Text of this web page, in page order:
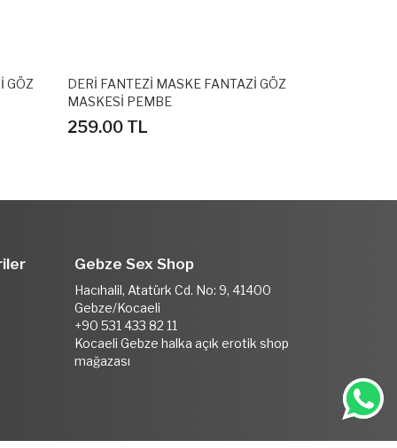
GÖZ
FANTAZİ AGIZ TOPU PEMPE
300.00 TL
Gebze Sex Shop
Hacıhalil, Atatürk Cd. No: 9, 41400
Gebze/Kocaeli
+90 531 433 82 11
Kocaeli Gebze halka açık erotik shop
mağazası